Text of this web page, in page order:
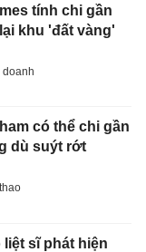
tính chi gần
khu 'đất vàng'
doanh
có thể chi gần
dù suýt rớt
liệt sĩ phát hiện